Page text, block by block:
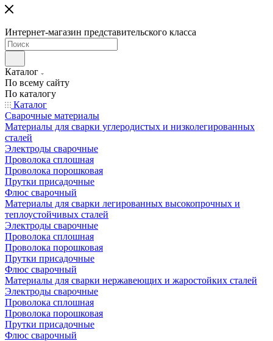
Интернет-магазин представительского класса
Каталог
По всему сайту
По каталогу
Каталог
Сварочные материалы
Материалы для сварки углеродистых и низколегированных
сталей
Электроды сварочные
Проволока сплошная
Проволока порошковая
Прутки присадочные
Флюс сварочный
Материалы для сварки легированных высокопрочных и
теплоустойчивых сталей
Электроды сварочные
Проволока сплошная
Проволока порошковая
Прутки присадочные
Флюс сварочный
Материалы для сварки нержавеющих и жаростойких сталей
Электроды сварочные
Проволока сплошная
Проволока порошковая
Прутки присадочные
Флюс сварочный